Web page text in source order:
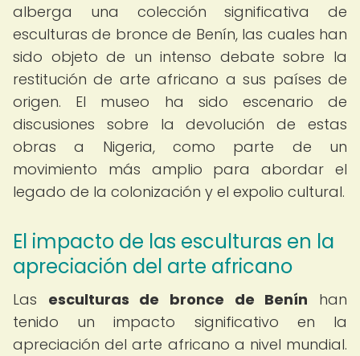
alberga una colección significativa de
esculturas de bronce de Benín, las cuales han
sido objeto de un intenso debate sobre la
restitución de arte africano a sus países de
origen. El museo ha sido escenario de
discusiones sobre la devolución de estas
obras a Nigeria, como parte de un
movimiento más amplio para abordar el
legado de la colonización y el expolio cultural.
El impacto de las esculturas en la
apreciación del arte africano
Las esculturas de bronce de Benín han
tenido un impacto significativo en la
apreciación del arte africano a nivel mundial.